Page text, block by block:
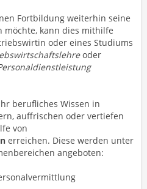
Fortbildung weiterhin seine
möchte, kann dies mithilfe
oder eines Studiums
oder
berufliches Wissen in
auffrischen oder vertiefen
von
erreichen. Diese werden unter
angeboten: